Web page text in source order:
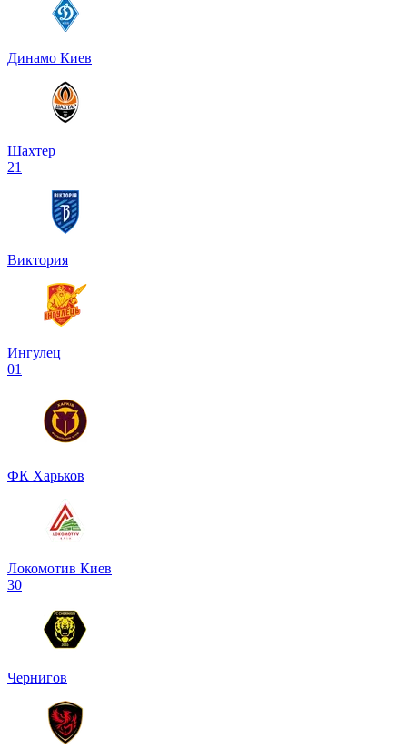
Динамо Киев
Шахтер
21
Виктория
Ингулец
01
ФК Харьков
Локомотив Киев
30
Чернигов